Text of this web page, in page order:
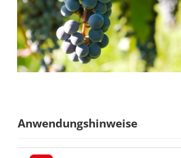
Anwendungshinweise